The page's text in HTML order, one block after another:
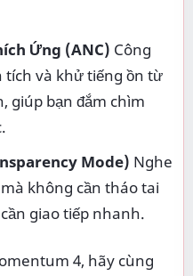
Ứng (ANC) Công
tích và khử tiếng ồn từ
giúp bạn đắm chìm
Mode) Nghe
không cần tháo tai
giao tiếp nhanh.
4, hãy cùng